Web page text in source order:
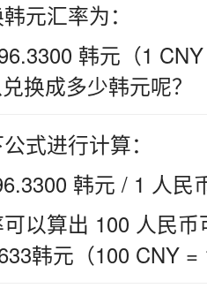
元汇率为：
韩元（1
换成多少韩元呢？
式进行计算：
韩元 / 1 人民
以算出 100 人民
韩元（100 CNY =